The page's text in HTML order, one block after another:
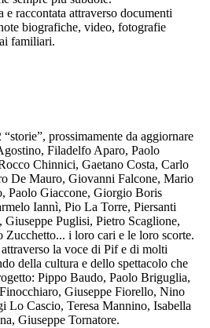
e raccontata attraverso documenti
biografiche, video, fotografie
familiari.
prossimamente da aggiornare
Filadelfo Aparo, Paolo
Chinnici, Gaetano Costa, Carlo
De Mauro, Giovanni Falcone, Mario
Paolo Giaccone, Giorgio Boris
Iannì, Pio La Torre, Piersanti
Puglisi, Pietro Scaglione,
Zucchetto... i loro cari e le loro scorte.
la voce di Pif e di molti
della cultura e dello spettacolo che
Pippo Baudo, Paolo Briguglia,
Giuseppe Fiorello, Nino
Lo Cascio, Teresa Mannino, Isabella
Giuseppe Tornatore.